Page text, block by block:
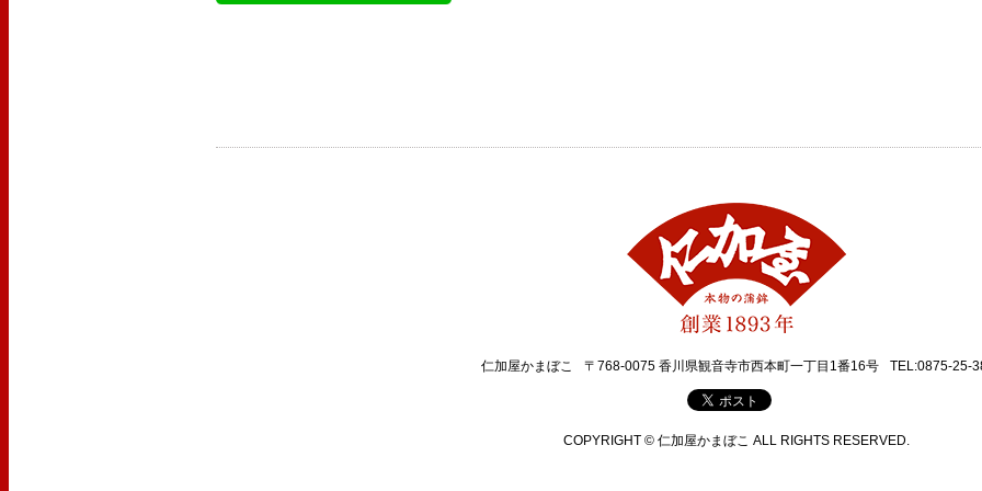
仁加屋かまぼこ 〒768-0075 香川県観音寺市西本町一丁目1番16号 TEL:0875-25-
COPYRIGHT © 仁加屋かまぼこ ALL RIGHTS RESERVED.